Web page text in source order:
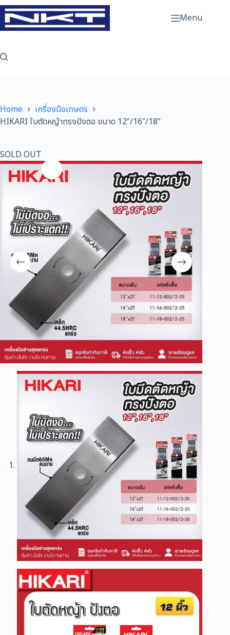
Skip
to
content
Menu
Home
เครื่องมือเกษตร
HIKARI ใบตัดหญ้าทรงปังตอ ขนาด 12″/16″/18″
SOLD OUT